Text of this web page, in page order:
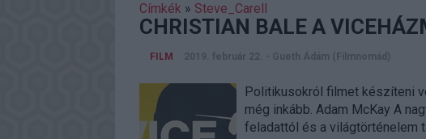
Címkék » Steve_Carell
CHRISTIAN BALE A
FILM 2019. február 22. - Gueth Ádám (Filmnomád)
Politikusokról filmet készíteni
még inkább. Adam McKay A
feladattól és a világtörténelem